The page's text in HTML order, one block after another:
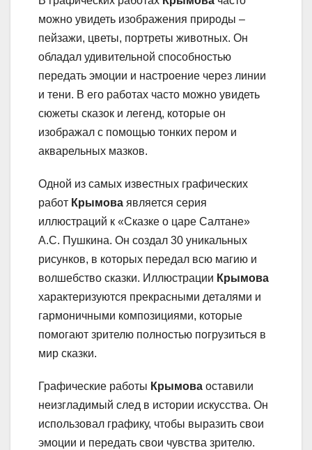
можно увидеть изображения природы –
пейзажи, цветы, портреты животных. Он
обладал удивительной способностью
передать эмоции и настроение через линии
и тени. В его работах часто можно увидеть
сюжеты сказок и легенд, которые он
изображал с помощью тонких пером и
акварельных мазков.
Одной из самых известных графических
работ Крымова является серия
иллюстраций к «Сказке о царе Салтане»
А.С. Пушкина. Он создал 30 уникальных
рисунков, в которых передал всю магию и
волшебство сказки. Иллюстрации Крымова
характеризуются прекрасными деталями и
гармоничными композициями, которые
помогают зрителю полностью погрузиться в
мир сказки.
Графические работы Крымова оставили
неизгладимый след в истории искусства. Он
использовал графику, чтобы выразить свои
эмоции и передать свои чувства зрителю.